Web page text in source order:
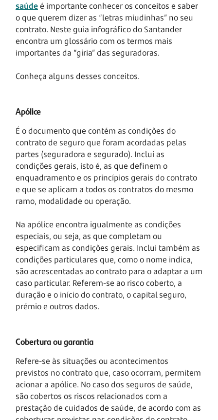
saúdeé importante conhecer os conceitos e saber
o que querem dizer as “letras miudinhas” no seu
contrato. Neste guia infográfico do Santander
encontra um glossário com os termos mais
importantes da “gíria” das seguradoras.
Conheça alguns desses conceitos.
Apólice
É o documento que contém as condições do
contrato de seguro que foram acordadas pelas
partes (seguradora e segurado). Inclui as
condições gerais, isto é, as que definem o
enquadramento e os princípios gerais do contrato
e que se aplicam a todos os contratos do mesmo
ramo, modalidade ou operação.
Na apólice encontra igualmente as condições
especiais, ou seja, as que completam ou
especificam as condições gerais. Inclui também as
condições particulares que, como o nome indica,
são acrescentadas ao contrato para o adaptar a um
caso particular. Referem-se ao risco coberto, a
duração e o início do contrato, o capital seguro,
prémio e outros dados.
Cobertura ou garantia
Refere-se às situações ou acontecimentos
previstos no contrato que, caso ocorram, permitem
acionar a apólice. No caso dos seguros de saúde,
são cobertos os riscos relacionados com a
prestação de cuidados de saúde, de acordo com as